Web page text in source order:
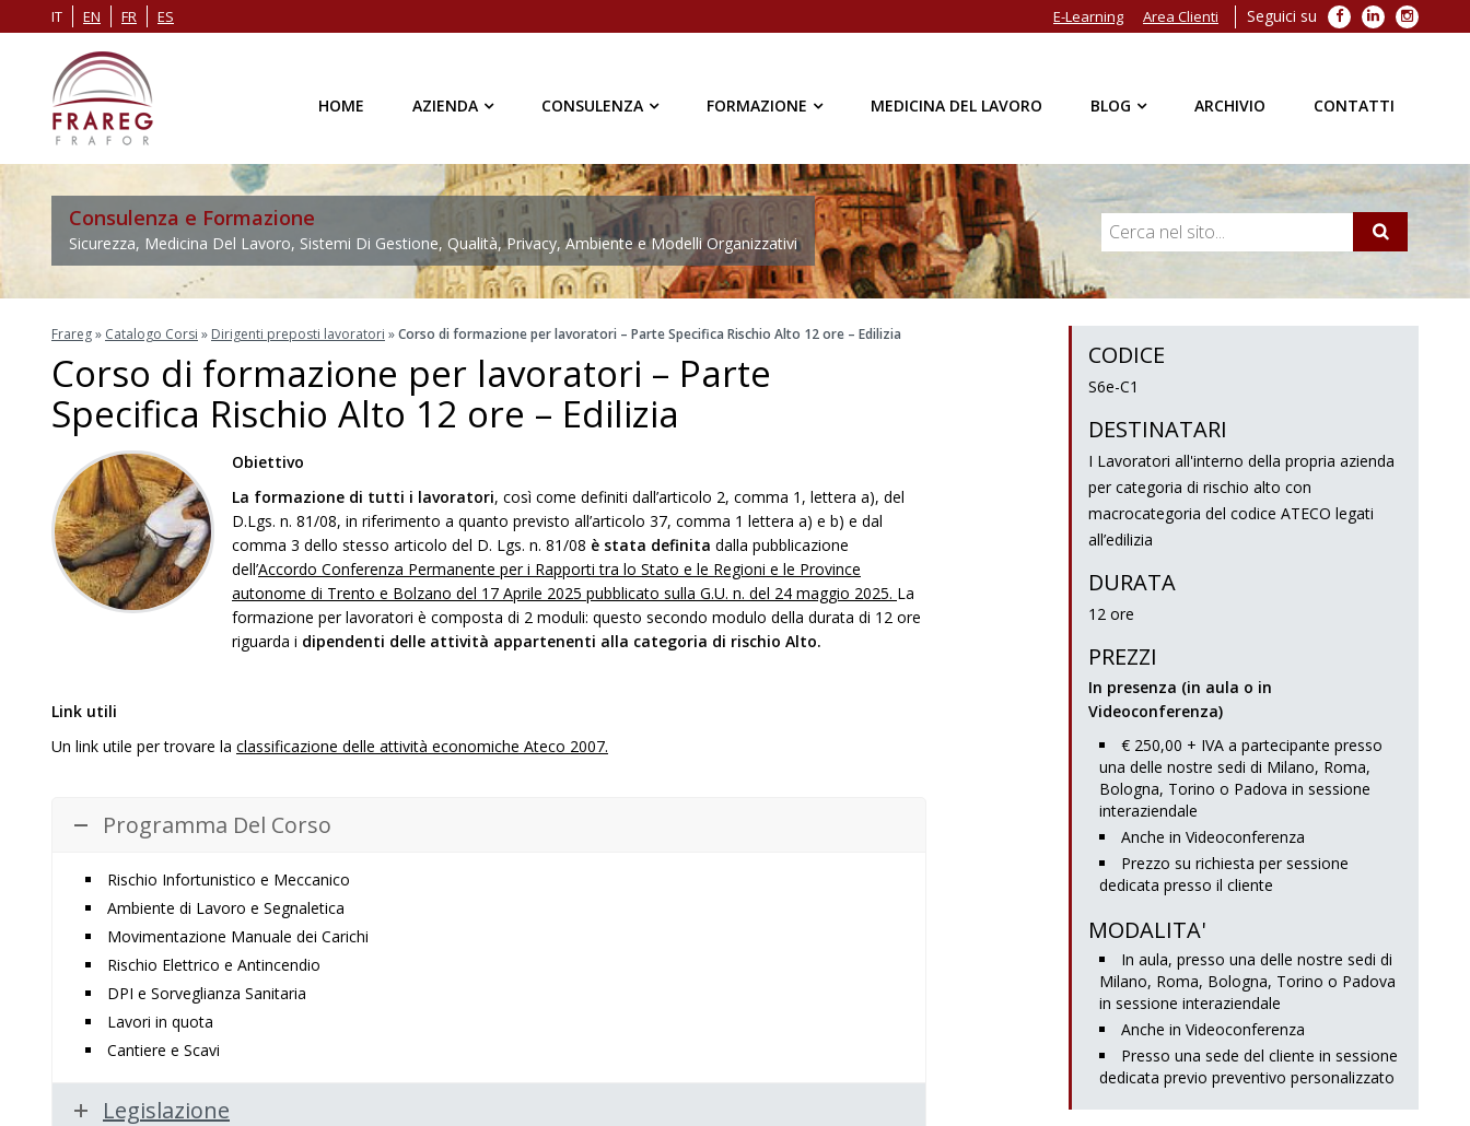
IT EN FR ES Seguici su Facebook
LinkedIn
E-Learning Area Clienti
HOME AZIENDA CONSULENZA FORMAZIONE MEDICINA DEL LAVORO BLOG ARCHIVIO CONTATTI
Consulenza e Formazione
Sicurezza, Medicina Del Lavoro, Sistemi Di Gestione, Qualità, Privacy, Ambiente e Modelli Organizzativi
Frareg» Catalogo Corsi » Dirigenti preposti lavoratori »Corso di formazione per lavoratori – Parte Specifica Rischio Alto 12 ore – Edilizia
Corso di formazione per lavoratori – Parte
Specifica Rischio Alto 12 ore – Edilizia
Obiettivo
La formazione di tutti i lavoratori, così come definiti dall’articolo 2, comma 1, lettera a), del
D.Lgs. n. 81/08, in riferimento a quanto previsto all’articolo 37, comma 1 lettera a) e b) e dal
comma 3 dello stesso articolo del D. Lgs. n. 81/08 è stata definita dalla pubblicazione
dell’Accordo Conferenza Permanente per i Rapporti tra lo Stato e le Regioni e le Province
autonome di Trento e Bolzano del 17 Aprile 2025 pubblicato sulla G.U. n. del 24 maggio 2025. La
formazione per lavoratori è composta di 2 moduli: questo secondo modulo della durata di 12 ore
riguarda i dipendenti delle attività appartenenti alla categoria di rischio Alto.
Link utili
Un link utile per trovare la classificazione delle attività economiche Ateco 2007.
Programma Del Corso
Rischio Infortunistico e Meccanico
Ambiente di Lavoro e Segnaletica
Movimentazione Manuale dei Carichi
Rischio Elettrico e Antincendio
DPI e Sorveglianza Sanitaria
Lavori in quota
Cantiere e Scavi
Legislazione
CODICE
S6e-C1
DESTINATARI
I Lavoratori all'interno della propria azienda
per categoria di rischio alto con
macrocategoria del codice ATECO legati
all’edilizia
DURATA
12 ore
PREZZI
In presenza (in aula o in
Videoconferenza)
€ 250,00 + IVA a partecipante presso
una delle nostre sedi di Milano, Roma,
Bologna, Torino o Padova in sessione
interaziendale
Anche in Videoconferenza
Prezzo su richiesta per sessione
dedicata presso il cliente
MODALITA'
In aula, presso una delle nostre sedi di
Milano, Roma, Bologna, Torino o Padova
in sessione interaziendale
Anche in Videoconferenza
Presso una sede del cliente in sessione
dedicata previo preventivo personalizzato